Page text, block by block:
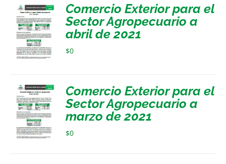
Comercio Exterior para el
Sector Agropecuario a
abril de 2021
$0
Comercio Exterior para el
Sector Agropecuario a
marzo de 2021
$0